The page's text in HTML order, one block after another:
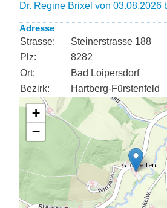
Dr. Regine Brixel von 03.08.2026
Adresse
Strasse:
Steinerstrasse 188
Plz:
8282
Ort:
Bad Loipersdorf
Bezirk:
Hartberg-Fürstenfeld